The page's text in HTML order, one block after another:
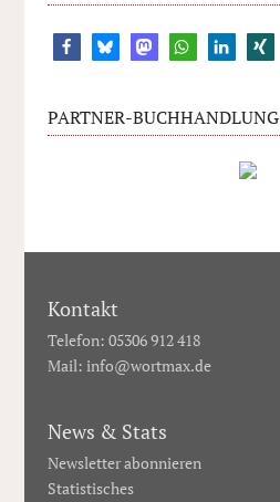
26
PARTNER-BUCHHANDLUNG
Kontakt
Telefon: 05306 912 418
Mail: info@wortmax.de
News & Stats
Newsletter abonnieren
Statistisches